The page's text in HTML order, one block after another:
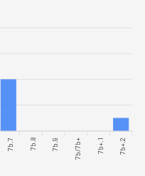
7b.7 7b.8 7b.9 7b/7b+ 7b+.1 7b+.2